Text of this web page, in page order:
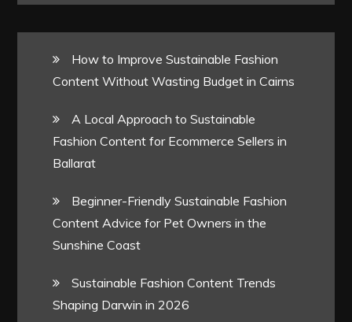
How to Improve Sustainable Fashion
Content Without Wasting Budget in Cairns
A Local Approach to Sustainable
Fashion Content for Ecommerce Sellers in
Ballarat
Beginner-Friendly Sustainable Fashion
Content Advice for Pet Owners in the
Sunshine Coast
Sustainable Fashion Content Trends
Shaping Darwin in 2026